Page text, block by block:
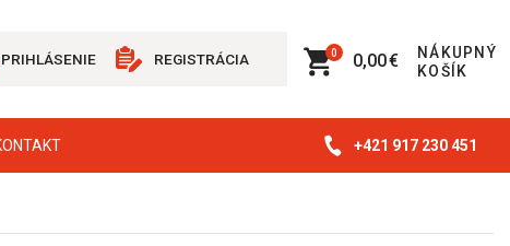
PRIHLÁSENIE REGISTRÁCIA 0,00 €
NÁKUPNÝ
KOŠÍK
0
+421 917 230 451